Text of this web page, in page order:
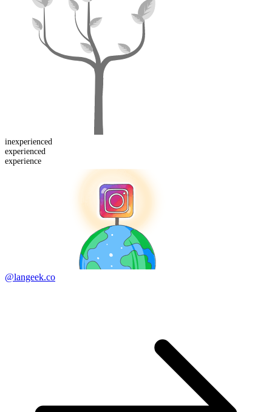
inexperienced
experienced
experience
@langeek.co